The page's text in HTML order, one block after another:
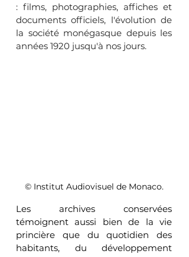
: films, photographies, affiches et
documents officiels, l'évolution de
la société monégasque depuis les
années 1920 jusqu'à nos jours.
© Institut Audiovisuel de Monaco.
Les archives conservées
témoignent aussi bien de la vie
princière que du quotidien des
habitants, du développement